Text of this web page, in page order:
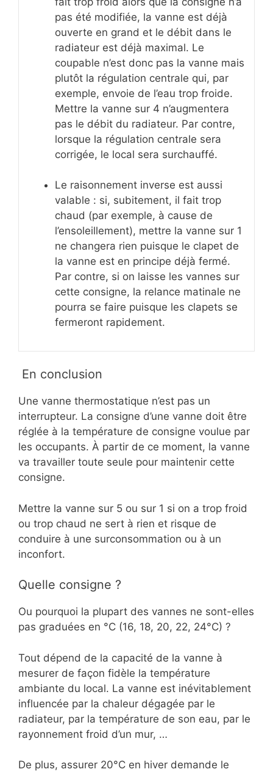
pas été modifiée, la vanne est déjà
ouverte en grand et le débit dans le
radiateur est déjà maximal. Le
coupable n’est donc pas la vanne mais
plutôt la régulation centrale qui, par
exemple, envoie de l’eau trop froide.
Mettre la vanne sur 4 n’augmentera
pas le débit du radiateur. Par contre,
lorsque la régulation centrale sera
corrigée, le local sera surchauffé.
Le raisonnement inverse est aussi
valable : si, subitement, il fait trop
chaud (par exemple, à cause de
l’ensoleillement), mettre la vanne sur 1
ne changera rien puisque le clapet de
la vanne est en principe déjà fermé.
Par contre, si on laisse les vannes sur
cette consigne, la relance matinale ne
pourra se faire puisque les clapets se
fermeront rapidement.
En conclusion
Une vanne thermostatique n’est pas un
interrupteur. La consigne d’une vanne doit être
réglée à la température de consigne voulue par
les occupants. À partir de ce moment, la vanne
va travailler toute seule pour maintenir cette
consigne.
Mettre la vanne sur 5 ou sur 1 si on a trop froid
ou trop chaud ne sert à rien et risque de
conduire à une surconsommation ou à un
inconfort.
Quelle consigne ?
Ou pourquoi la plupart des vannes ne sont-elles
pas graduées en °C (16, 18, 20, 22, 24°C) ?
Tout dépend de la capacité de la vanne à
mesurer de façon fidèle la température
ambiante du local. La vanne est inévitablement
influencée par la chaleur dégagée par le
radiateur, par la température de son eau, par le
rayonnement froid d’un mur, …
De plus, assurer 20°C en hiver demande le